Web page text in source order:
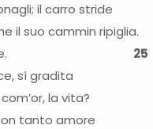
il carro stride
il suo cammin ripiglia.
ogni core. 25
sí gradita
la vita?
tanto amore